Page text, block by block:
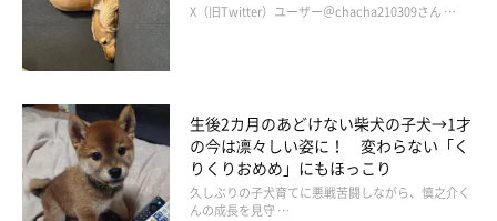
X（旧Twitter）ユーザー＠chacha210309さん …
生後2カ月のあどけない柴犬の子犬→1才
の今は凛々しい姿に！ 変わらない「く
りくりおめめ」にもほっこり
久しぶりの子犬育てに悪戦苦闘しながら、慎之介く
んの成長を見守 …